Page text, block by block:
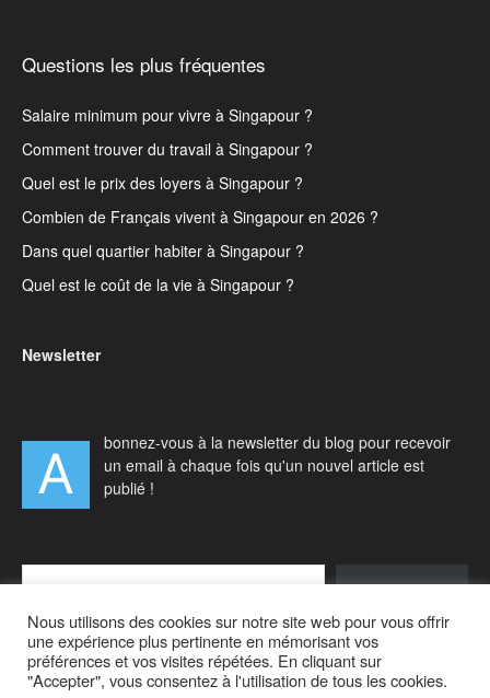
Questions les plus fréquentes
Salaire minimum pour vivre à Singapour ?
Comment trouver du travail à Singapour ?
Quel est le prix des loyers à Singapour ?
Combien de Français vivent à Singapour en 2026 ?
Dans quel quartier habiter à Singapour ?
Quel est le coût de la vie à Singapour ?
Newsletter
A
bonnez-vous à la newsletter du blog pour recevoir
un email à chaque fois qu'un nouvel article est
publié !
Type your email…
S'abonner
Nous utilisons des cookies sur notre site web pour vous offrir
une expérience plus pertinente en mémorisant vos
préférences et vos visites répétées. En cliquant sur
"Accepter", vous consentez à l'utilisation de tous les cookies.